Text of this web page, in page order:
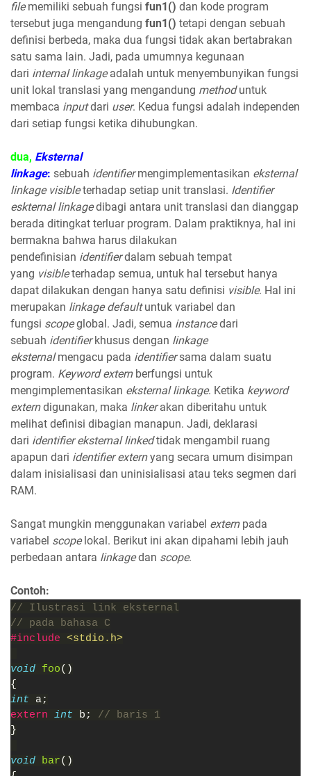
filememiliki sebuah fungsi fun1() dan kode program
tersebut juga mengandung fun1() tetapi dengan sebuah
definisi berbeda, maka dua fungsi tidak akan bertabrakan
satu sama lain. Jadi, pada umumnya kegunaan
dari internal linkageadalah untuk menyembunyikan fungsi
unit lokal translasi yang mengandung methoduntuk
membaca inputdari user. Kedua fungsi adalah independen
dari setiap fungsi ketika dihubungkan.
dua, Eksternal
linkage: sebuah identifiermengimplementasikan eksternal
linkage visibleterhadap setiap unit translasi. Identifier
eskternal linkagedibagi antara unit translasi dan dianggap
berada ditingkat terluar program. Dalam praktiknya, hal ini
bermakna bahwa harus dilakukan
pendefinisian identifierdalam sebuah tempat
yang visibleterhadap semua, untuk hal tersebut hanya
dapat dilakukan dengan hanya satu definisi visible. Hal ini
merupakan linkage defaultuntuk variabel dan
fungsi scopeglobal. Jadi, semua instancedari
sebuah identifierkhusus dengan linkage
eksternalmengacu pada identifiersama dalam suatu
program. Keyword externberfungsi untuk
mengimplementasikan eksternal linkage. Ketika keyword
externdigunakan, maka linkerakan diberitahu untuk
melihat definisi dibagian manapun. Jadi, deklarasi
dari identifier eksternal linkedtidak mengambil ruang
apapun dari identifier externyang secara umum disimpan
dalam inisialisasi dan uninisialisasi atau teks segmen dari
RAM.
Sangat mungkin menggunakan variabel externpada
variabel scopelokal. Berikut ini akan dipahami lebih jauh
perbedaan antara linkagedan scope.
Contoh:
// Ilustrasi link eksternal
// pada bahasa C
#include <stdio.h>
void foo()
{
int a;
extern int b; // baris 1
}
void bar()